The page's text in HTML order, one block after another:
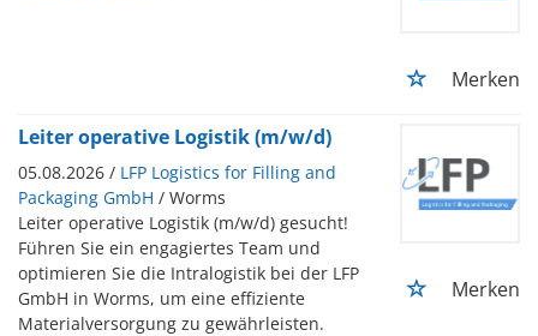
Merken
Leiter operative Logistik (m/w/d)
05.08.2026 / LFP Logistics for Filling and
Packaging GmbH / Worms
Leiter operative Logistik (m/w/d) gesucht!
Führen Sie ein engagiertes Team und
optimieren Sie die Intralogistik bei der LFP
GmbH in Worms, um eine effiziente
Materialversorgung zu gewährleisten.
Merken